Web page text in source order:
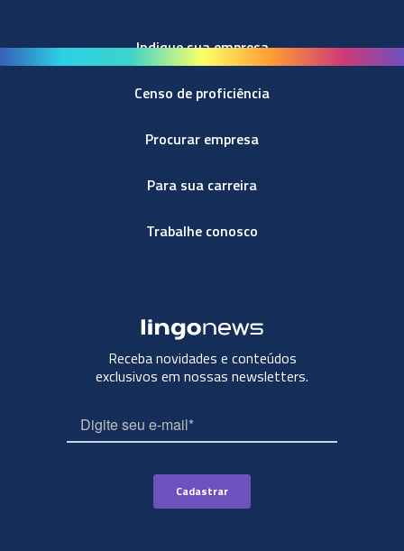
Indique sua empresa
Censo de proficiência
Procurar empresa
Para sua carreira
Trabalhe conosco
Receba novidades e conteúdos
exclusivos em nossas newsletters.